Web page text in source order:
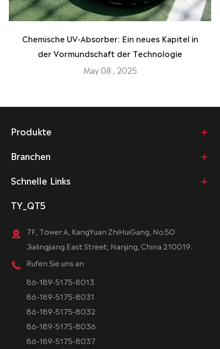
Chemische UV-Absorber: Ein neues Kapitel in
der Vormundschaft der Technologie
May 08 , 2025
Produkte
Branchen
Schnelle Links
TY_QT5
7F, Tower A, KangYuan ZhiHuiGang, No.50
Jialingjiang East Street, Nanjing, China 210019.
Rufen Sie uns an
86-189-5175-8013
86-189-5175-8031
86-189-5175-8032
86-189-5175-8036
86-189-5175-8037